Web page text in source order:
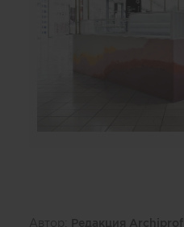
Автор: Редакция Archiprofi